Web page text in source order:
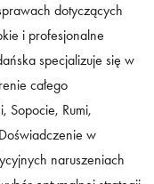
dotyczących
i profesjonalne
specjalizuje się w
całego
Sopocie, Rumi,
w
naruszeniach